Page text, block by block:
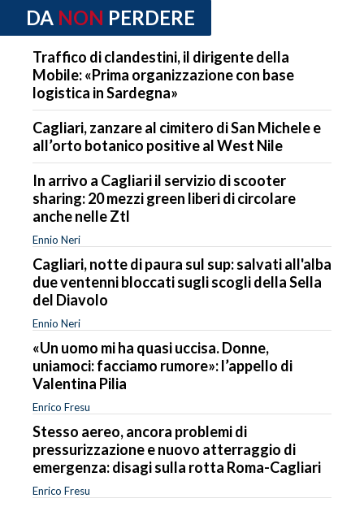
DA NON PERDERE
Traffico di clandestini, il dirigente della
Mobile: «Prima organizzazione con base
logistica in Sardegna»
Cagliari, zanzare al cimitero di San Michele e
all’orto botanico positive al West Nile
In arrivo a Cagliari il servizio di scooter
sharing: 20 mezzi green liberi di circolare
anche nelle Ztl
Ennio Neri
Cagliari, notte di paura sul sup: salvati all'alba
due ventenni bloccati sugli scogli della Sella
del Diavolo
Ennio Neri
«Un uomo mi ha quasi uccisa. Donne,
uniamoci: facciamo rumore»: l’appello di
Valentina Pilia
Enrico Fresu
Stesso aereo, ancora problemi di
pressurizzazione e nuovo atterraggio di
emergenza: disagi sulla rotta Roma-Cagliari
Enrico Fresu